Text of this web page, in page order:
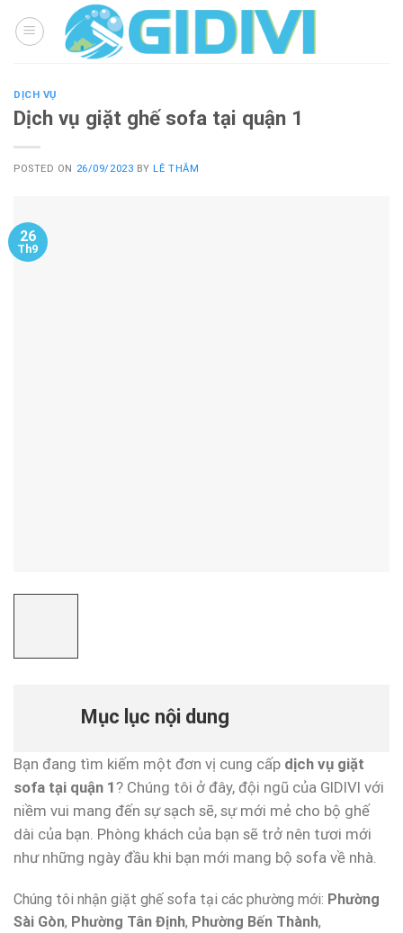
DỊCH VỤ
Dịch vụ giặt ghế sofa tại quận 1
POSTED ON 26/09/2023 BY LÊ THẮM
26
Th9
Mục lục nội dung
Bạn đang tìm kiếm một đơn vị cung cấp dịch vụ giặt
sofa tại quận 1? Chúng tôi ở đây, đội ngũ của GIDIVI với
niềm vui mang đến sự sạch sẽ, sự mới mẻ cho bộ ghế
dài của bạn. Phòng khách của bạn sẽ trở nên tươi mới
như những ngày đầu khi bạn mới mang bộ sofa về nhà.
Chúng tôi nhận giặt ghế sofa tại các phường mới: Phường
Sài Gòn, Phường Tân Định, Phường Bến Thành,